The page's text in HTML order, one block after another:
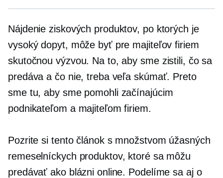
Nájdenie ziskových produktov, po ktorých je
vysoký dopyt, môže byť pre majiteľov firiem
skutočnou výzvou. Na to, aby sme zistili, čo sa
predáva a čo nie, treba veľa skúmať. Preto
sme tu, aby sme pomohli začínajúcim
podnikateľom a majiteľom firiem.
Pozrite si tento článok s množstvom úžasných
remeselníckych produktov, ktoré sa môžu
predávať ako blázni online. Podelíme sa aj o